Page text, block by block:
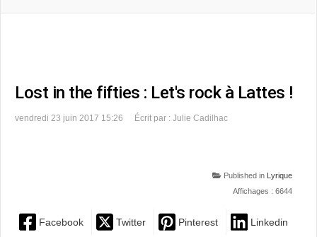
Lost in the fifties : Let's rock à Lattes !
vendredi 23 juin 2017 15:26 Écrit par : Julie Cadilhac
Published in
Lyrique
Affichages : 6644
Facebook Twitter Pinterest Linkedin